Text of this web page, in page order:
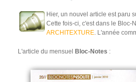
Hier, un nouvel article est paru
Cette fois-ci, c'est dans le
ARCHITEXTURE. L'année
L'article du mensuel Bloc-Notes :